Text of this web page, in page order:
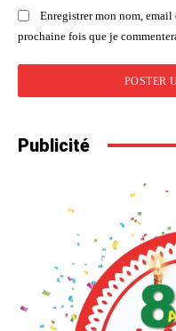
Enregistrer mon nom,
prochaine fois que je
Publicité